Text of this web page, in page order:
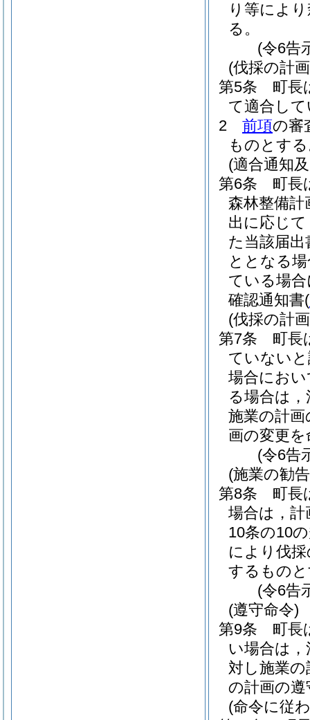
り等によ
る。
(令6告
(伐採の計
第5条
町長
て適合し
2
前項の審
ものとす
(適合通知
第6条
町長
森林整備
出に応じ
た当該届
ととなる
ている場
確認通知書(
(伐採の計
第7条
町長
ていない
場合にお
る場合は
施業の計
画の変更
(令6告
(施業の勧
第8条
町長
場合は，
10条の10
により伐
するもの
(令6告
(遵守命令)
第9条
町長
い場合は
対し施業
の計画の
(命令に従